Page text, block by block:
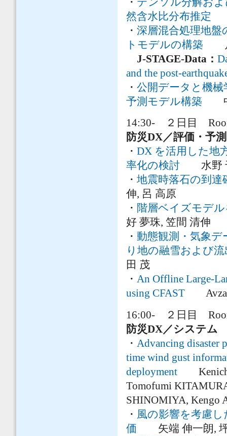
然含水比分布推定
・ 深層混合処理地盤
トモデルの構築 片
J-STAGE-Data：
and the post-
・ 公開データと機
予測モデル構築 中
14:30- ２日目
防災DX／評価・
・ DX を活用した地
率化の検討 水野
・ 地震時落石の到達
伸, 呂 高原
・ 階層ベイズモデ
好 夢珠, 笠間 清伸
・ 動態観測・気象
り地の融雪および流
田 茂
・ An Offline Large-
using CFAST
16:00- ２日目
防災DX／システ
・ Advancing disaster
time wind gust
deployment Kenichi
Tomofumi
SHINOMIYA, Kengo
・ 風の影響を考慮
価 矢端 伸一朗, 坪